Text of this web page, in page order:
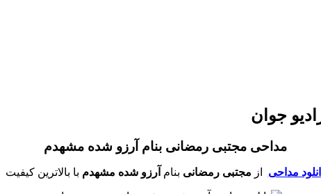
جوان
مداحی مجتبی رمضانی بنام آرزو شده مشهدم
مداحی از مجتبی رمضانی بنام آرزو شده مشهدم با بالاترین کیفیت